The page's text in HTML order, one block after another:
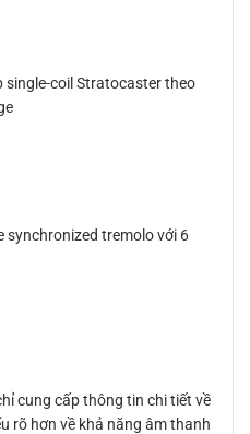
single-coil Stratocaster theo
synchronized tremolo với 6
cung cấp thông tin chi tiết về
rõ hơn về khả năng âm thanh